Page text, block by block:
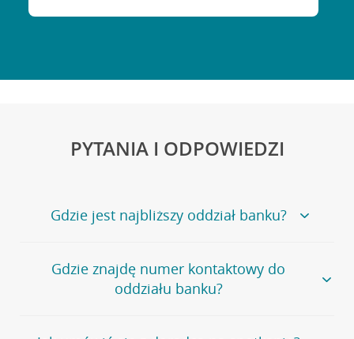
PYTANIA I ODPOWIEDZI
Gdzie jest najbliższy oddział banku?
Jeśli szukasz oddziału naszego banku, zapraszamy na
stronęPlacówki i bankomaty, na której znajduje się
wygodna wyszukiwarka.
oddziałów
Gdzie znajdę numer kontaktowy do
oddziału banku?
Bank Credit Agricole nie udostępnia ogólnego numeru